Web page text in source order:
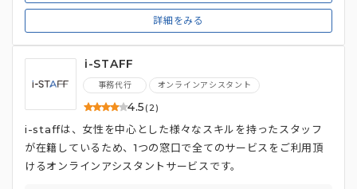
詳細をみる
i-STAFF
事務代行 オンラインアシスタント
4.5 (2)
i-staffは、女性を中心とした様々なスキルを持ったスタッフ
が在籍しているため、1つの窓口で全てのサービスをご利用頂
けるオンラインアシスタントサービスです。